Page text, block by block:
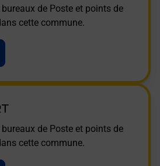
de Poste et points de
cette commune.
de Poste et points de
cette commune.